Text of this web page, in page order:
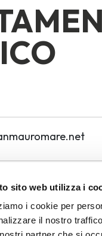
sito web utilizza i
i cookie per
il nostro